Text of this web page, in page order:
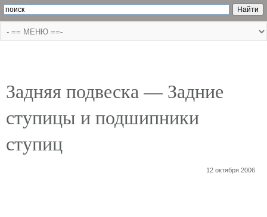
Задняя подвеска — Задние
ступицы и подшипники
ступиц
12 октября 2006